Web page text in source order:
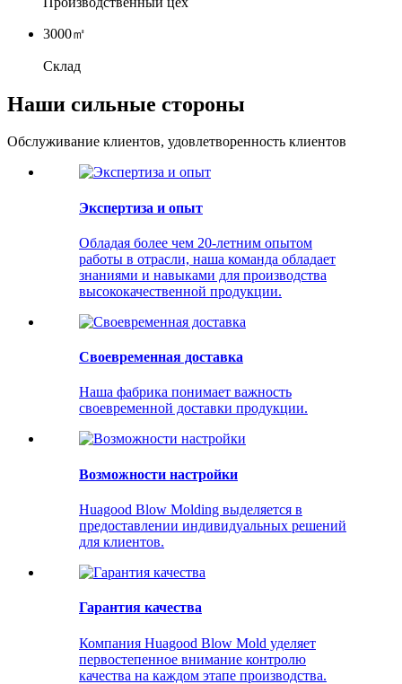
3000㎡
Склад
Наши сильные стороны
Обслуживание клиентов, удовлетворенность клиентов
Экспертиза и опыт
Обладая более чем 20-летним опытом
работы в отрасли, наша команда обладает
знаниями и навыками для производства
высококачественной продукции.
Своевременная доставка
Наша фабрика понимает важность
своевременной доставки продукции.
Возможности настройки
Huagood Blow Molding выделяется в
предоставлении индивидуальных решений
для клиентов.
Гарантия качества
Компания Huagood Blow Mold уделяет
первостепенное внимание контролю
качества на каждом этапе производства.